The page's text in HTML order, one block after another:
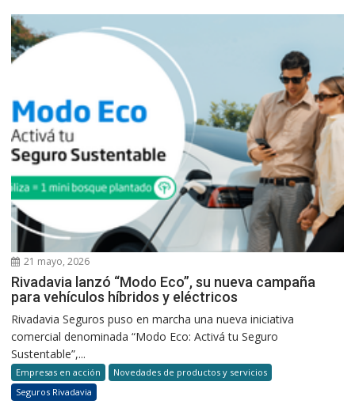
21 mayo, 2026
Rivadavia lanzó “Modo Eco”, su nueva campaña
para vehículos híbridos y eléctricos
Rivadavia Seguros puso en marcha una nueva iniciativa
comercial denominada “Modo Eco: Activá tu Seguro
Sustentable”,...
Empresas en acción
Novedades de productos y servicios
Seguros Rivadavia